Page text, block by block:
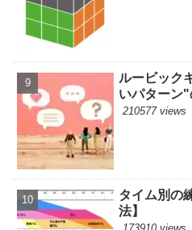
ルービック
いパターン
210577 views
タイム別の
法】